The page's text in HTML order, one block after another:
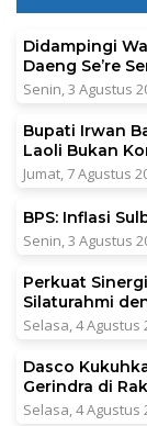
Didampingi
Daeng Se’re
Senin, 3 Agustus
Bupati Irwan
Laoli Bukan
Jumat, 7 Agustus
BPS: Inflasi
Senin, 3 Agustus
Perkuat
Silaturahmi
Selasa, 4 Agustus
Dasco
Gerindra di
Selasa, 4 Agustus